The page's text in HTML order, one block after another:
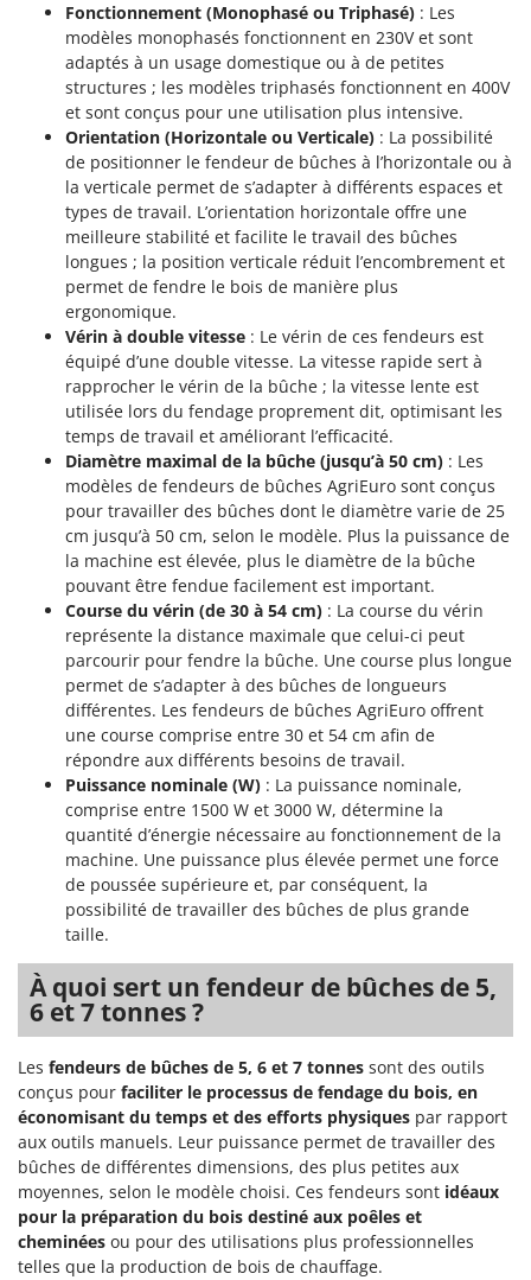
Fonctionnement (Monophasé ou Triphasé) : Les
modèles monophasés fonctionnent en 230V et sont
adaptés à un usage domestique ou à de petites
structures ; les modèles triphasés fonctionnent en 400V
et sont conçus pour une utilisation plus intensive.
Orientation (Horizontale ou Verticale) : La possibilité
de positionner le fendeur de bûches à l’horizontale ou à
la verticale permet de s’adapter à différents espaces et
types de travail. L’orientation horizontale offre une
meilleure stabilité et facilite le travail des bûches
longues ; la position verticale réduit l’encombrement et
permet de fendre le bois de manière plus
ergonomique.
Vérin à double vitesse : Le vérin de ces fendeurs est
équipé d’une double vitesse. La vitesse rapide sert à
rapprocher le vérin de la bûche ; la vitesse lente est
utilisée lors du fendage proprement dit, optimisant les
temps de travail et améliorant l’efficacité.
Diamètre maximal de la bûche (jusqu’à 50 cm) : Les
modèles de fendeurs de bûches AgriEuro sont conçus
pour travailler des bûches dont le diamètre varie de 25
cm jusqu’à 50 cm, selon le modèle. Plus la puissance de
la machine est élevée, plus le diamètre de la bûche
pouvant être fendue facilement est important.
Course du vérin (de 30 à 54 cm) : La course du vérin
représente la distance maximale que celui-ci peut
parcourir pour fendre la bûche. Une course plus longue
permet de s’adapter à des bûches de longueurs
différentes. Les fendeurs de bûches AgriEuro offrent
une course comprise entre 30 et 54 cm afin de
répondre aux différents besoins de travail.
Puissance nominale (W) : La puissance nominale,
comprise entre 1500 W et 3000 W, détermine la
quantité d’énergie nécessaire au fonctionnement de la
machine. Une puissance plus élevée permet une force
de poussée supérieure et, par conséquent, la
possibilité de travailler des bûches de plus grande
taille.
À quoi sert un fendeur de bûches de 5,
6 et 7 tonnes ?
Les fendeurs de bûches de 5, 6 et 7 tonnes sont des outils
conçus pour faciliter le processus de fendage du bois, en
économisant du temps et des efforts physiques par rapport
aux outils manuels. Leur puissance permet de travailler des
bûches de différentes dimensions, des plus petites aux
moyennes, selon le modèle choisi. Ces fendeurs sont idéaux
pour la préparation du bois destiné aux poêles et
cheminées ou pour des utilisations plus professionnelles
telles que la production de bois de chauffage.